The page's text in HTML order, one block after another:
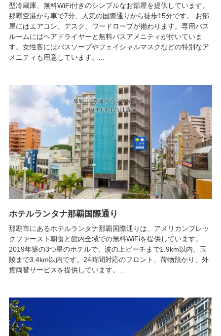
型冷蔵庫、無料WiFi付きのシンプルなお部屋を提供しています。
那覇空港から車で7分、人気の国際通りから徒歩15分です。 お部
屋にはエアコン、デスク、ワードローブが備わります。専用バス
ルームにはヘアドライヤーと無料バスアメニティが付いていま
す。女性客にはバスソープやフェイシャルマスクなどの特別なア
メニティも用意しています。...
ホテルランタナ那覇国際通り
那覇市にあるホテルランタナ那覇国際通りは、アメリカンブレッ
クファースト朝食と館内全域での無料WiFiを提供しています。
2019年築の3つ星のホテルで、波の上ビーチまで1.9km以内、玉
陵まで3.4km以内です。24時間対応のフロント、荷物預かり、外
貨両替サービスを提供しています。...